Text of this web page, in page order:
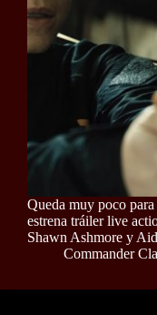
Queda muy poco
estrena tráiler live
Shawn Ashmore y
Commander